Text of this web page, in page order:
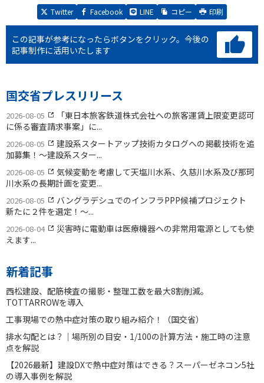
Twitter Facebook LINE コピー 印刷
この記事が参考になったらボタンをクリック。 今後の
記事制作に活用いたします
国交省プレスリリース
2026-08-05
「東日本旅客鉄道株式会社への旅客運賃上限変更認可
に係る審査請求事案」に...
2026-08-05
建設系スタートアップ技術カタログへの掲載技術を追
加募集！〜建設系スター...
2026-08-05
気候変動を考慮して天塩川水系、久慈川水系及び那珂
川水系の長期計画を変更...
2026-08-05
バングラデシュでのインフラPPP候補プロジェクト
新たに２件を選定！〜...
2026-08-04
災害時に電動車は医療機器への非常用電源としても使
えます...
新着記事
西松建設、配筋検査の撮影・整理工数を最大8割削減。
TOTTARROWを導入
工事現場での熱中症対策の取り組み紹介！（国交省）
排水勾配とは？｜場所別の目安・1/100の計算方法・施工時の注意
点を解説
【2026最新】建設DXで熱中症対策はできる？スーパーゼネコン5社
の導入事例を解説